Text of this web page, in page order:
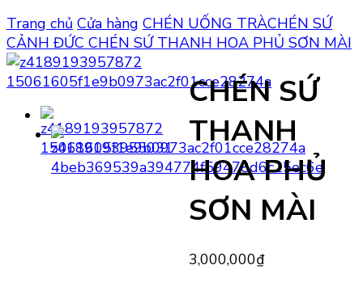
Trang chủ Cửa hàng CHÉN UỐNG TRÀCHÉN SỨ
CẢNH ĐỨC CHÉN SỨ THANH HOA PHỦ SƠN MÀI
CHÉN SỨ
THANH
HOA PHỦ
SƠN MÀI
3,000,000₫